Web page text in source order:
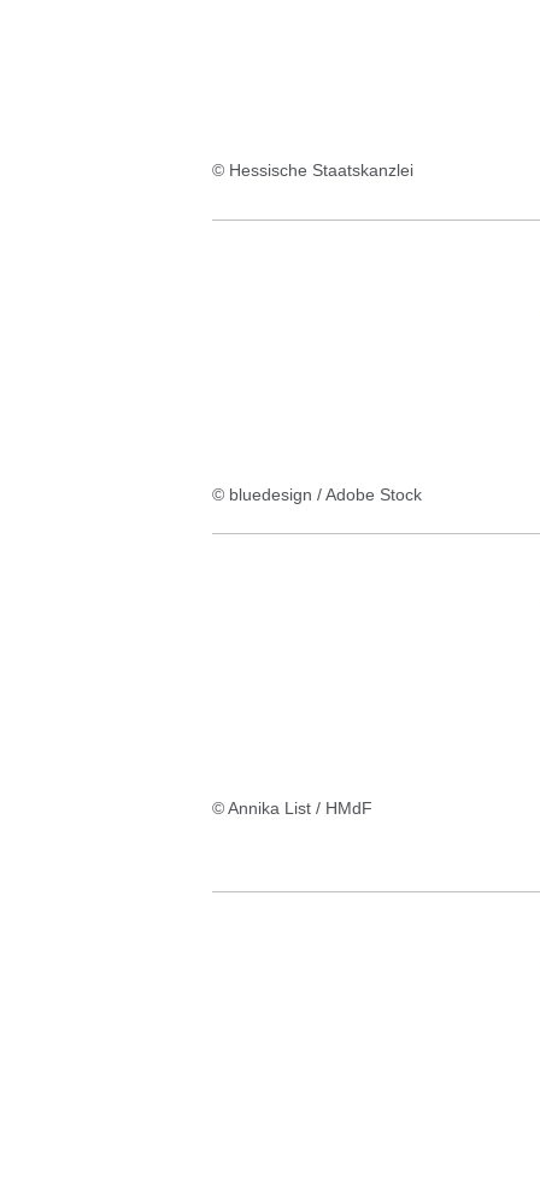
© Hessische Staatskanzlei
© bluedesign / Adobe Stock
© Annika List / HMdF